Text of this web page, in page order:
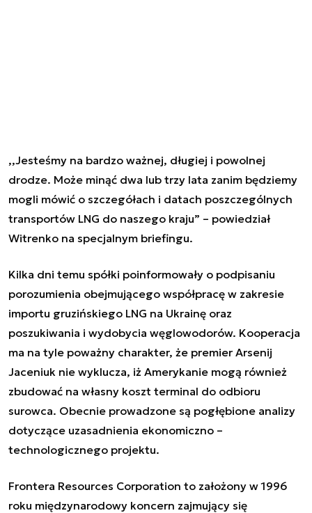
,,Jesteśmy na bardzo ważnej, długiej i powolnej
drodze. Może minąć dwa lub trzy lata zanim będziemy
mogli mówić o szczegółach i datach poszczególnych
transportów LNG do naszego kraju” – powiedział
Witrenko na specjalnym briefingu.
Kilka dni temu spółki poinformowały o podpisaniu
porozumienia obejmującego współpracę w zakresie
importu gruzińskiego LNG na Ukrainę oraz
poszukiwania i wydobycia węglowodorów. Kooperacja
ma na tyle poważny charakter, że premier Arsenij
Jaceniuk nie wyklucza, iż ​​Amerykanie mogą również
zbudować na własny koszt terminal do odbioru
surowca. Obecnie prowadzone są pogłębione analizy
dotyczące uzasadnienia ekonomiczno –
technologicznego projektu.
Frontera Resources Corporation to założony w 1996
roku międzynarodowy koncern zajmujący się